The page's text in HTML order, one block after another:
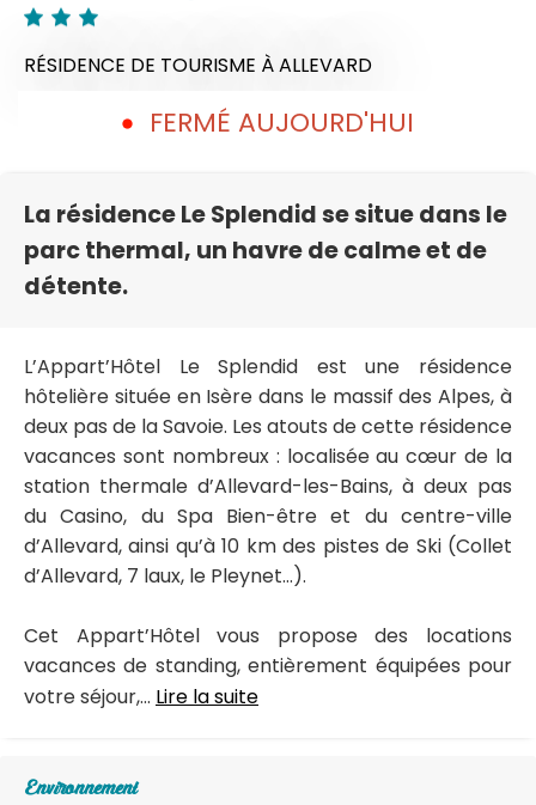
RÉSIDENCE DE TOURISME À ALLEVARD
FERMÉ AUJOURD'HUI
La résidence Le Splendid se situe dans le
parc thermal, un havre de calme et de
détente.
L’Appart’Hôtel Le Splendid est une résidence
hôtelière située en Isère dans le massif des Alpes, à
deux pas de la Savoie. Les atouts de cette résidence
vacances sont nombreux : localisée au cœur de la
station thermale d’Allevard-les-Bains, à deux pas
du Casino, du Spa Bien-être et du centre-ville
d’Allevard, ainsi qu’à 10 km des pistes de Ski (Collet
d’Allevard, 7 laux, le Pleynet…).
Cet Appart’Hôtel vous propose des locations
vacances de standing, entièrement équipées pour
votre séjour,... Lire la suite
Environnement